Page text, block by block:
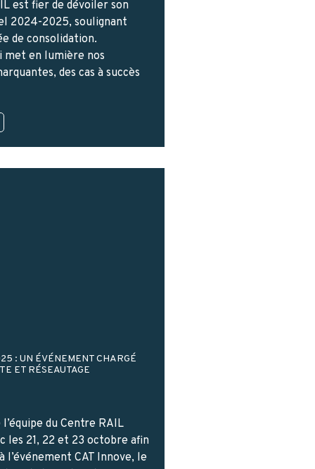
est fier de dévoiler son
2024-2025, soulignant
de consolidation.
met en lumière nos
des cas à succès
: UN ÉVÉNEMENT CHARGÉ
ET RÉSEAUTAGE
du Centre RAIL
les 21, 22 et 23 octobre afin
l’événement CAT Innove, le